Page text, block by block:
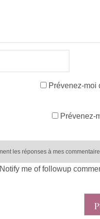
Prévenez-moi
Prévenez-
Notify me of followup